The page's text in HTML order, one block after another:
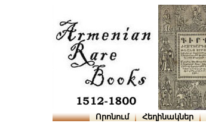
Որոնում Հեղինակներ